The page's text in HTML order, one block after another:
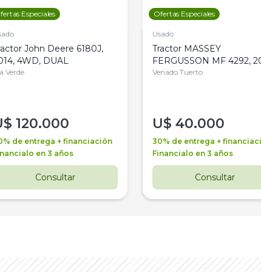
Especiales
John Deere 6180J,
4WD, DUAL
Verde
120.000
de entrega + financiación
en 3 años
Consultar
Ofertas Especiales
Usado
Tractor MASSEY
FERGUSSON MF 4292,
4WD, PATON
Venado Tuerto
U$ 40.000
30% de entrega +
Financialo en 3 años
Consultar